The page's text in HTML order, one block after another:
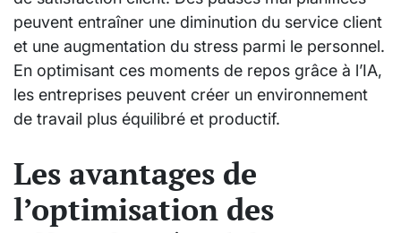
peuvent entraîner une diminution du service client
et une augmentation du stress parmi le personnel.
En optimisant ces moments de repos grâce à l’IA,
les entreprises peuvent créer un environnement
de travail plus équilibré et productif.
Les avantages de
l’optimisation des